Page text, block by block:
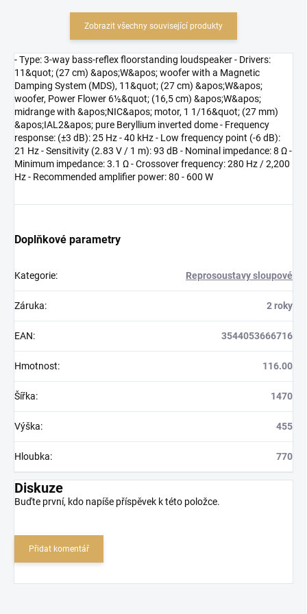
Zobrazit všechny související produkty
- Type: 3-way bass-reflex floorstanding loudspeaker - Drivers:
11&quot; (27 cm) &apos;W&apos; woofer with a Magnetic
Damping System (MDS), 11&quot; (27 cm) &apos;W&apos;
woofer, Power Flower 6½&quot; (16,5 cm) &apos;W&apos;
midrange with &apos;NIC&apos; motor, 1 1/16&quot; (27 mm)
&apos;IAL2&apos; pure Beryllium inverted dome - Frequency
response: (±3 dB): 25 Hz - 40 kHz - Low frequency point (-6 dB):
21 Hz - Sensitivity (2.83 V / 1 m): 93 dB - Nominal impedance: 8 Ω -
Minimum impedance: 3.1 Ω - Crossover frequency: 280 Hz / 2,200
Hz - Recommended amplifier power: 80 - 600 W
Doplňkové parametry
Kategorie: Reprosoustavy sloupové
Záruka: 2 roky
EAN: 3544053666716
Hmotnost: 116.00
Šířka: 1470
Výška: 455
Hloubka: 770
Diskuze
Buďte první, kdo napíše příspěvek k této položce.
Přidat komentář